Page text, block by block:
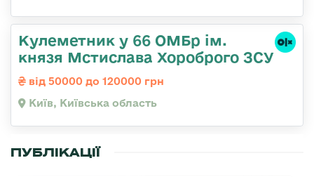
Кулеметник у 66 ОМБр ім.
князя Мстислава Хороброго ЗСУ
від 50000 до 120000 грн
Київ, Київська область
ПУБЛІКАЦІЇ